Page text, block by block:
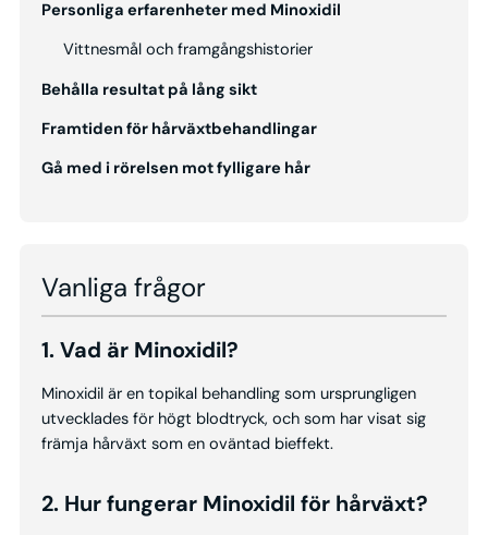
Personliga erfarenheter med Minoxidil
Vittnesmål och framgångshistorier
Behålla resultat på lång sikt
Framtiden för hårväxtbehandlingar
Gå med i rörelsen mot fylligare hår
Vanliga frågor
1. Vad är Minoxidil?
Minoxidil är en topikal behandling som ursprungligen
utvecklades för högt blodtryck, och som har visat sig
främja hårväxt som en oväntad bieffekt.
2. Hur fungerar Minoxidil för hårväxt?